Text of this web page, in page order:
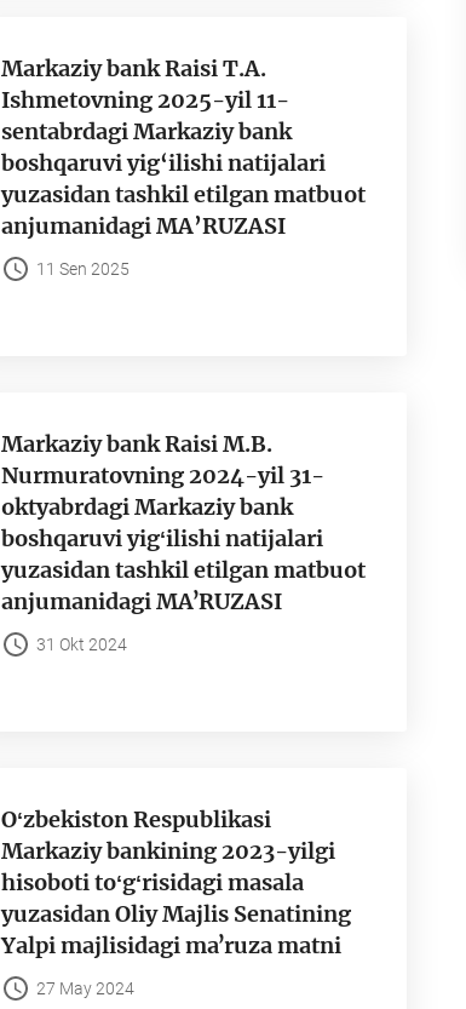
Markaziy bank Raisi T.A.
Ishmetovning 2025-yil 11-
sentabrdagi Markaziy bank
boshqaruvi yig‘ilishi natijalari
yuzasidan tashkil etilgan matbuot
anjumanidagi MA’RUZASI
11 Sen 2025
Markaziy bank Raisi M.B.
Nurmuratovning 2024-yil 31-
oktyabrdagi Markaziy bank
boshqaruvi yigʻilishi natijalari
yuzasidan tashkil etilgan matbuot
anjumanidagi MAʼRUZASI
31 Okt 2024
Oʻzbekiston Respublikasi
Markaziy bankining 2023-yilgi
hisoboti toʻgʻrisidagi masala
yuzasidan Oliy Majlis Senatining
Yalpi majlisidagi maʼruza matni
27 May 2024